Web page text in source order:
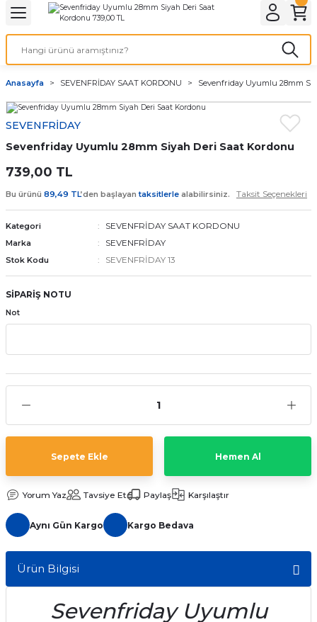
Geri Dön
& ELEKTİRİK AYDINLATMA & ELEKTRİK
Geri Dön
ve Cihaz Pilleri
ÇEŞİTLERİ
Geri Dön
Geri Dön
Kordon Çeşitleri
saat kordonu
Kordonları
Anasayfa SEVENFRİDAY SAAT KORDONU Sevenfriday Uyumlu 28mm
SEVENFRİDAY
Sevenfriday Uyumlu 28mm Siyah Deri Saat Kordonu
739,00 TL
Bu ürünü 89,49 TL’den başlayantaksitlerle alabilirsiniz. Taksit Seçenekleri
Kategori SEVENFRİDAY SAAT KORDONU
Marka SEVENFRİDAY
Stok Kodu SEVENFRİDAY 13
SİPARİŞ NOTU
Not
Sepete Ekle Hemen Al
Yorum Yaz Tavsiye Et Paylaş Karşılaştır
Aynı Gün Kargo Kargo Bedava
Ürün Bilgisi
Sevenfriday Uyumlu